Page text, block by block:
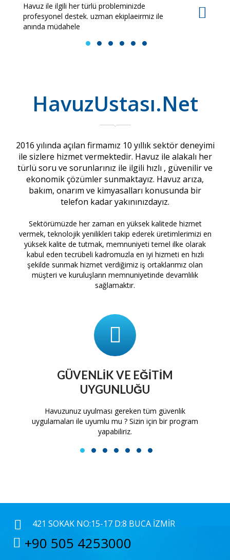
Havuz ile ilgili her türlü probleminizde
profesyonel destek. uzman ekiplaeirmiz ile
anında müdahele
1 2 3 4 5 6
HavuzUstası.Net
2016 yılında açılan firmamız 10 yıllık sektör deneyimi
ile sizlere hizmet vermektedir. Havuz ile alakalı her
türlü soru ve sorunlarınız ile ilgili hızlı , güvenilir ve
ekonomik çözümler sunmaktayız. Havuz arıza,
bakım, onarım ve kimyasalları konusunda bir
telefon kadar yakınınızdayız.
Sektörümüzde her zaman en yüksek kalitede hizmet
vermek, teknolojik yenilikleri takip ederek üretimlerimizi en
yüksek kalite de tutmak, memnuniyeti temel ilke olarak
kabul eden tecrübeli kadromuzla en iyi hizmeti en hızlı
şekilde sunmak hizmet verdiğimiz iş ortaklarımız olan
müşteri ve kuruluşların memnuniyetinde devamlılık
sağlamaktır.
GÜVENLIK VE EĞITIM
UYGUNLUĞU
Havuzunuz uyulması gereken tüm güvenlik
uygulamaları ile uyumlu mu ? Sizin için bir program
yapabiliriz.
1 2 3 4 5 6 7
421 SOKAK NO:15-17 D:8 BUCA İZMIR
+90 505 4253000